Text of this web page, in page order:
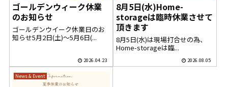
ゴールデンウィーク休業
のお知らせ
ゴールデンウイーク休業日のお
知らせ5月2日(土)～5月6日(...
2026.04.23
8月5日(水)Home-
storageは臨時休業させて
頂きます
8月5日(水)は現場打合せの為、
Home-storageは臨...
2026.08.05
News & Event